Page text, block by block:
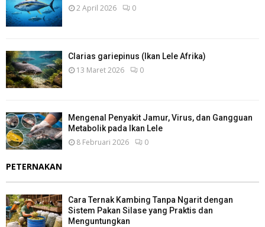
2 April 2026 0
Clarias gariepinus (Ikan Lele Afrika)
13 Maret 2026 0
Mengenal Penyakit Jamur, Virus, dan Gangguan
Metabolik pada Ikan Lele
8 Februari 2026 0
PETERNAKAN
Cara Ternak Kambing Tanpa Ngarit dengan
Sistem Pakan Silase yang Praktis dan
Menguntungkan